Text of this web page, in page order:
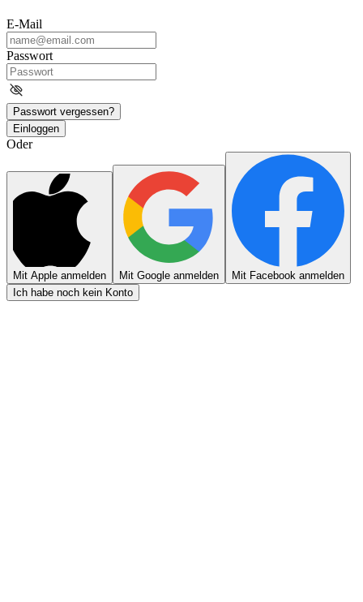
E-Mail
Passwort
Passwort vergessen?
Einloggen
Oder
Mit Apple anmelden Mit Google anmelden
Mit Facebook anmelden
Ich habe noch kein Konto